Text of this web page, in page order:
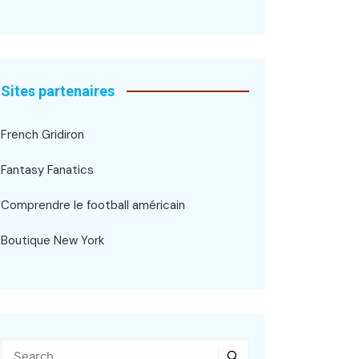
Sites partenaires
French Gridiron
Fantasy Fanatics
Comprendre le football américain
Boutique New York